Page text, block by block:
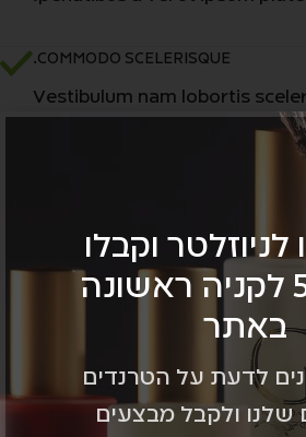
COMMODO SCELERISQUE.
Vestibulum nam lobortis
placerat a parturient congue
dui lacinia potenti aptent
וקבלו
קופון 5% לקניה ראשונה
באתר
לדעת על הטרנדים
שלנו ולקבל מבצעים